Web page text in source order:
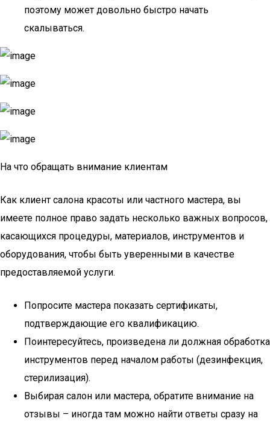
поэтому может довольно быстро начать
скалываться.
На что обращать внимание клиентам
Как клиент салона красоты или частного мастера, вы
имеете полное право задать несколько важных вопросов,
касающихся процедуры, материалов, инструментов и
оборудования, чтобы быть уверенными в качестве
предоставляемой услуги.
Попросите мастера показать сертификаты,
подтверждающие его квалификацию.
Поинтересуйтесь, произведена ли должная обработка
инструментов перед началом работы (дезинфекция,
стерилизация).
Выбирая салон или мастера, обратите внимание на
отзывы – иногда там можно найти ответы сразу на